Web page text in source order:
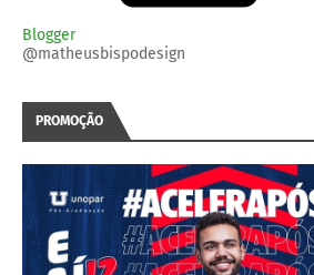
Blogger
@matheusbispodesign
PROMOÇÃO